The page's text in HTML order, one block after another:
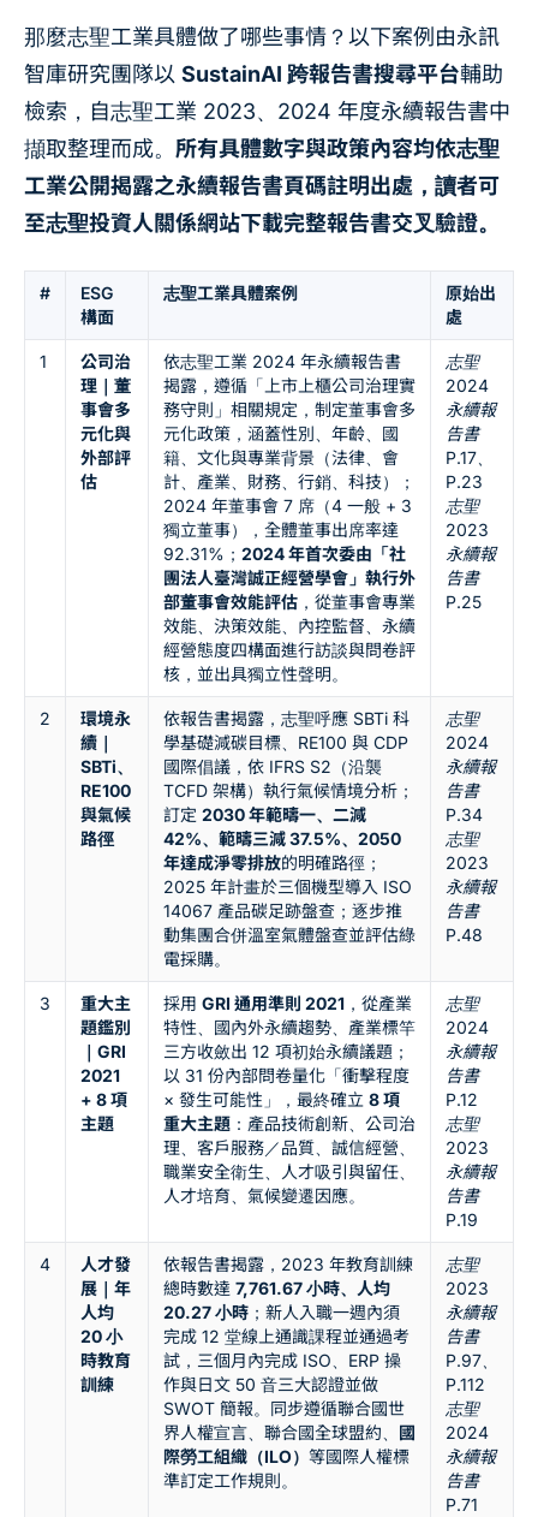
那麼志聖工業具體做了哪些事情？以下案例由永訊
智庫研究團隊以 SustainAI 跨報告書搜尋平台輔助
檢索，自志聖工業 2023、2024 年度永續報告書中
擷取整理而成。 所有具體數字與政策內容均依志聖
工業公開揭露之永續報告書頁碼註明出處，讀者可
至志聖投資人關係網站下載完整報告書交叉驗證。
#
ESG
構面
志聖工業具體案例
原始出
處
1
公司治
理｜董
事會多
元化與
外部評
估
依志聖工業 2024 年永續報告書
揭露，遵循「上市上櫃公司治理實
務守則」相關規定，制定董事會多
元化政策，涵蓋性別、年齡、國
籍、文化與專業背景（法律、會
計、產業、財務、行銷、科技）；
2024 年董事會 7 席（4 一般 + 3
獨立董事），全體董事出席率達
92.31%； 2024 年首次委由「社
團法人臺灣誠正經營學會」執行外
部董事會效能評估 ，從董事會專業
效能、決策效能、內控監督、永續
經營態度四構面進行訪談與問卷評
核，並出具獨立性聲明。
志聖
2024
永續報
告書
P.17、
P.23
志聖
2023
永續報
告書
P.25
2
環境永
續｜
SBTi、
RE100
與氣候
路徑
依報告書揭露，志聖呼應 SBTi 科
學基礎減碳目標、RE100 與 CDP
國際倡議，依 IFRS S2（沿襲
TCFD 架構）執行氣候情境分析；
訂定 2030 年範疇一、二減
42%、範疇三減 37.5%、2050
年達成淨零排放的明確路徑；
2025 年計畫於三個機型導入 ISO
14067 產品碳足跡盤查；逐步推
動集團合併溫室氣體盤查並評估綠
電採購。
志聖
2024
永續報
告書
P.34
志聖
2023
永續報
告書
P.48
3
重大主
題鑑別
｜GRI
2021
+ 8 項
主題
採用 GRI 通用準則 2021 ，從產業
特性、國內外永續趨勢、產業標竿
三方收斂出 12 項初始永續議題；
以 31 份內部問卷量化「衝擊程度
× 發生可能性」，最終確立 8 項
重大主題 ：產品技術創新、公司治
理、客戶服務／品質、誠信經營、
職業安全衛生、人才吸引與留任、
人才培育、氣候變遷因應。
志聖
2024
永續報
告書
P.12
志聖
2023
永續報
告書
P.19
4
人才發
展｜年
人均
20 小
時教育
訓練
依報告書揭露，2023 年教育訓練
總時數達 7,761.67 小時、人均
20.27 小時 ；新人入職一週內須
完成 12 堂線上通識課程並通過考
試，三個月內完成 ISO、ERP 操
作與日文 50 音三大認證並做
SWOT 簡報。同步遵循聯合國世
界人權宣言、聯合國全球盟約、 國
際勞工組織（ILO） 等國際人權標
準訂定工作規則。
志聖
2023
永續報
告書
P.97、
P.112
志聖
2024
永續報
告書
P.71